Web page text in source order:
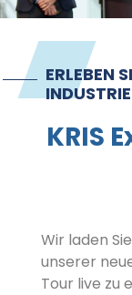
Kontakt
Impressum
ERLEBEN
KRIS
Wir laden
unserer
Tour live zu